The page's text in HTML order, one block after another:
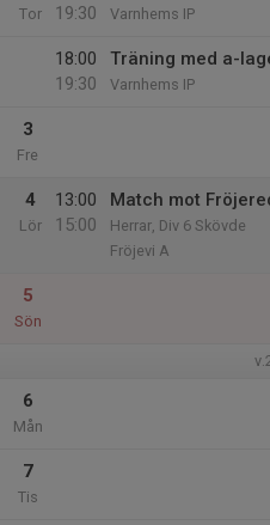
Tor
19:30
Varnhems IP
18:00
19:30
Träning med a-
Varnhems IP
3
Fre
4
Lör
13:00
15:00
Match mot
Herrar, Div 6 Skövde
Fröjevi A
5
Sön
6
Mån
7
Tis